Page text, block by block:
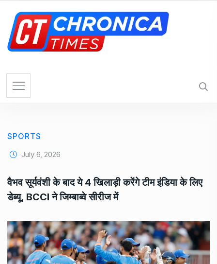
SPORTS
July 6, 2026
वैभव सूर्यवंशी के बाद ये 4 खिलाड़ी करेंगे टीम इंडिया के लिए
डेब्यू, BCCI ने जिम्बाब्वे सीरीज में